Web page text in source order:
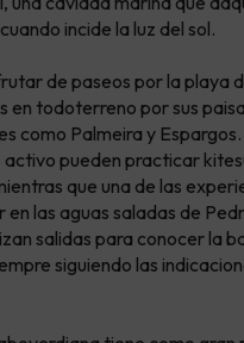
incide la luz del sol.
de paseos por la playa
en todoterreno por sus
como Palmeira y
activo pueden practicar
que una de las
las aguas saladas de
salidas para conocer la
siguiendo las